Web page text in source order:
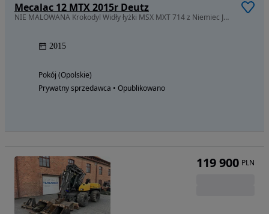
Mecalac 12 MTX 2015r Deutz
NIE MALOWANA Krokodyl Widły łyżki MSX MXT 714 z Niemiec JCB 3CX
2015
Pokój (Opolskie)
Prywatny sprzedawca • Opublikowano
119 900 PLN